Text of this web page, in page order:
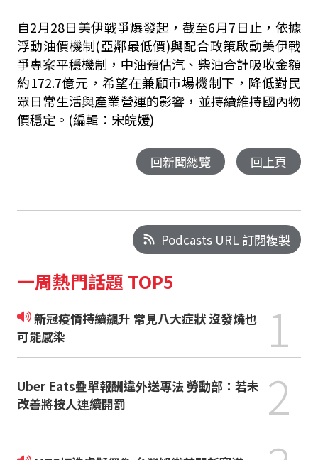
自2月28日美伊戰爭爆發起，截至6月7日止，依據
浮動油價機制(亞鄰最低價)與配合政策啟動美伊戰
爭專案平穩機制，中油預估汽、柴油合計吸收金額
約172.7億元，希望在兼顧市場機制下，降低對民
眾日常生活與產業營運的影響，並持續維持國內物
價穩定。(編輯：宋皖媛)
回新聞總覽 回上頁
Podcasts URL 訂閱複製
一周熱門話題 TOP5
新冠疫情持續飆升 常見八大症狀 沒發燒也
可能感染
1
Uber Eats疊單報酬違外送專法 勞動部：若未
改善將按人連續開罰
2